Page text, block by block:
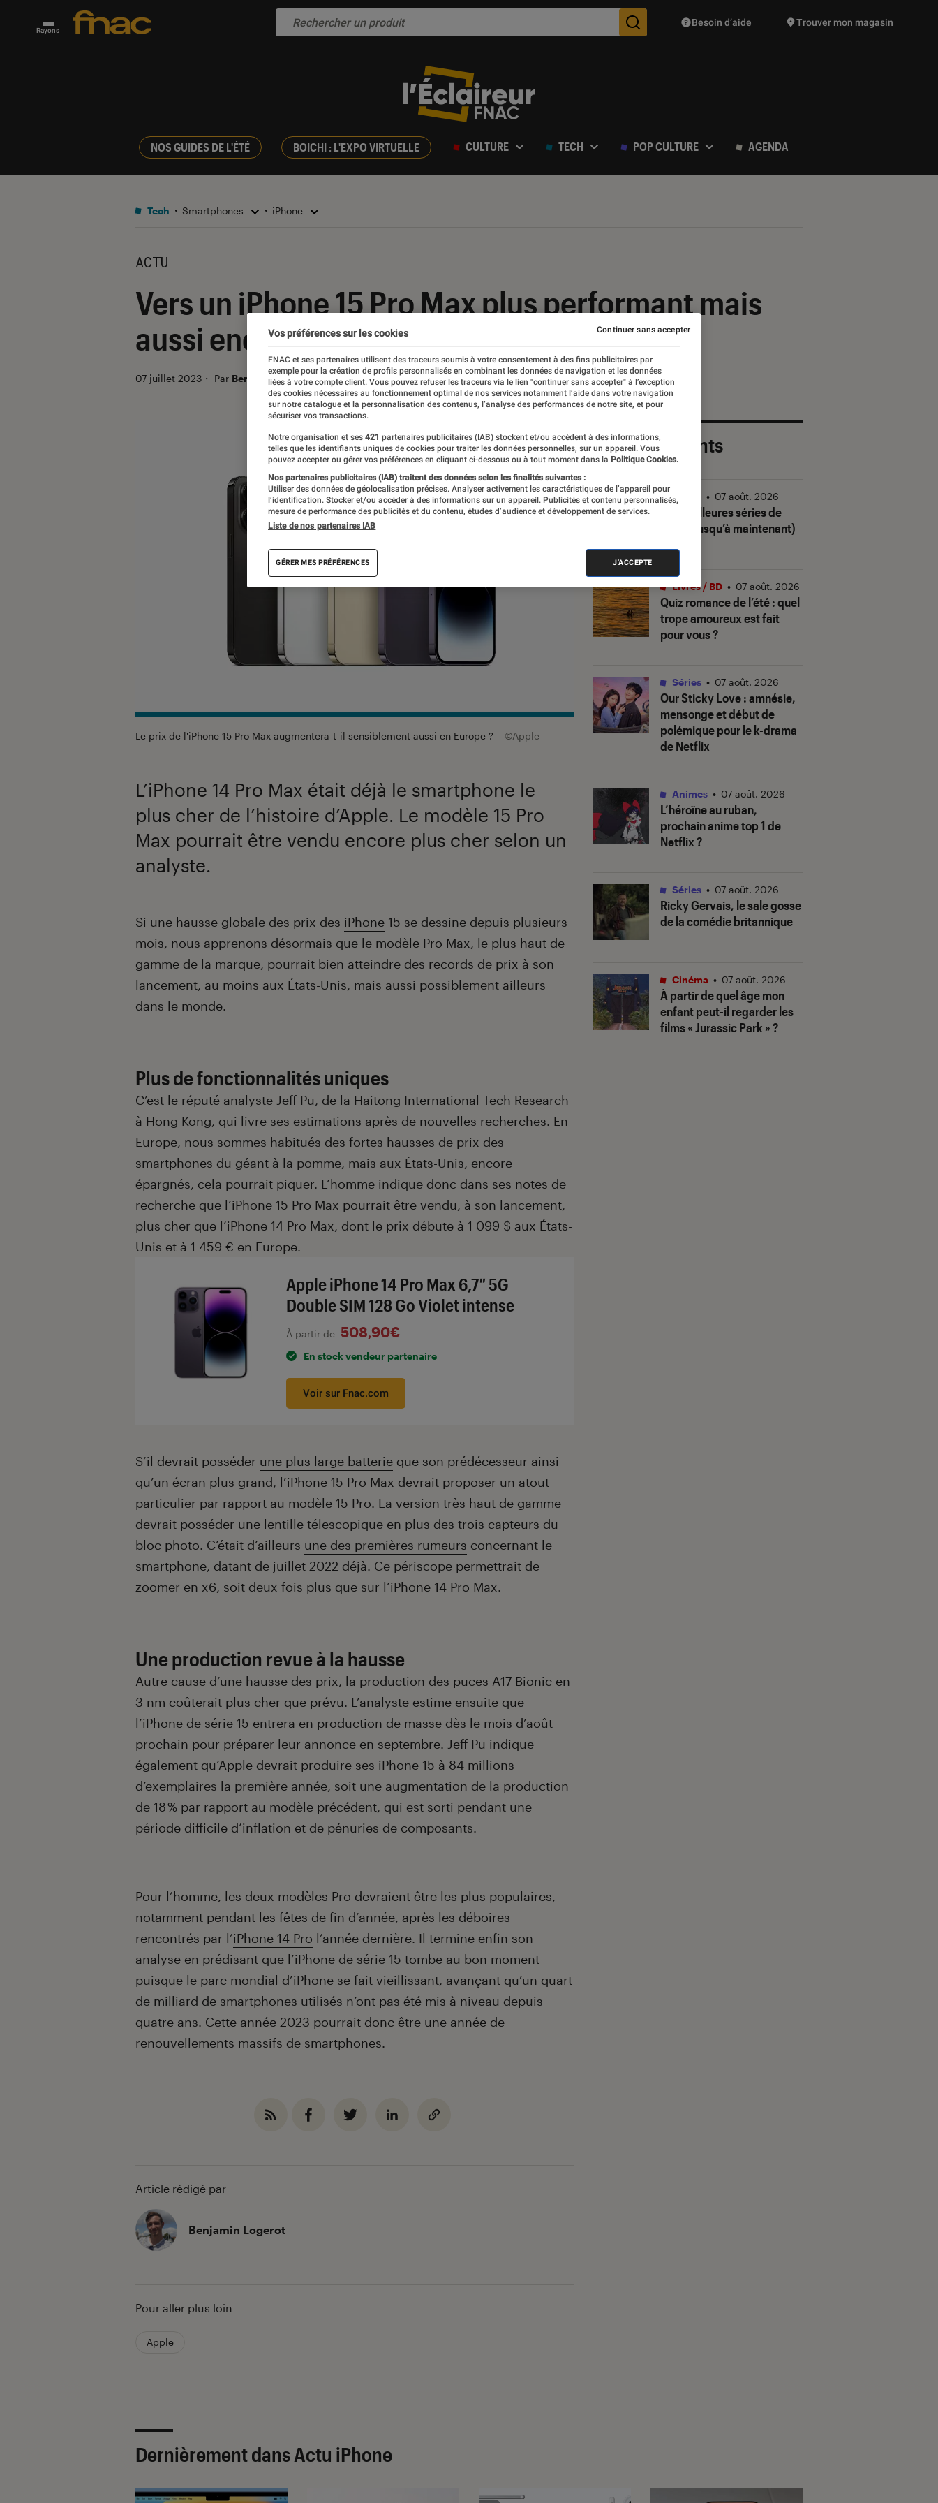
Rayons Des suggestions de produits vont vous être proposées
Besoin d’aide Trouver mon magasin
NOS GUIDES DE L'ÉTÉ BOICHI : L'EXPO VIRTUELLE CULTURE TECH POP CULTURE AGENDA
Tech Smartphones iPhone
ACTU
Vers un iPhone 15 Pro Max plus performant mais
aussi encore plus cher ?
07 juillet 2023 ・ Par Benjamin Logerot
Le prix de l'iPhone 15 Pro Max augmentera-t-il sensiblement aussi en Europe ? ©Apple
L’iPhone 14 Pro Max était déjà le smartphone le
plus cher de l’histoire d’Apple. Le modèle 15 Pro
Max pourrait être vendu encore plus cher selon un
analyste.
Introduction
Si une hausse globale des prix des iPhone 15 se dessine depuis plusieurs
mois, nous apprenons désormais que le modèle Pro Max, le plus haut de
gamme de la marque, pourrait bien atteindre des records de prix à son
lancement, au moins aux États-Unis, mais aussi possiblement ailleurs
dans le monde.
Plus de fonctionnalités uniques
C’est le réputé analyste Jeff Pu, de la Haitong International Tech Research
à Hong Kong, qui livre ses estimations après de nouvelles recherches. En
Europe, nous sommes habitués des fortes hausses de prix des
smartphones du géant à la pomme, mais aux États-Unis, encore
épargnés, cela pourrait piquer. L’homme indique donc dans ses notes de
recherche que l’iPhone 15 Pro Max pourrait être vendu, à son lancement,
plus cher que l’iPhone 14 Pro Max, dont le prix débute à 1 099 $ aux États-
Unis et à 1 459 € en Europe.
Apple iPhone 14 Pro Max 6,7″ 5G
Double SIM 128 Go Violet intense
À partir de 508,90€
En stock vendeur partenaire
Voir sur Fnac.com
S’il devrait posséder une plus large batterie que son prédécesseur ainsi
qu’un écran plus grand, l’iPhone 15 Pro Max devrait proposer un atout
particulier par rapport au modèle 15 Pro. La version très haut de gamme
devrait posséder une lentille télescopique en plus des trois capteurs du
bloc photo. C’était d’ailleurs une des premières rumeurs concernant le
smartphone, datant de juillet 2022 déjà. Ce périscope permettrait de
zoomer en x6, soit deux fois plus que sur l’iPhone 14 Pro Max.
Une production revue à la hausse
Autre cause d’une hausse des prix, la production des puces A17 Bionic en
3 nm coûterait plus cher que prévu. L’analyste estime ensuite que
l’iPhone de série 15 entrera en production de masse dès le mois d’août
prochain pour préparer leur annonce en septembre. Jeff Pu indique
également qu’Apple devrait produire ses iPhone 15 à 84 millions
d’exemplaires la première année, soit une augmentation de la production
de 18 % par rapport au modèle précédent, qui est sorti pendant une
période difficile d’inflation et de pénuries de composants.
Pour l’homme, les deux modèles Pro devraient être les plus populaires,
notamment pendant les fêtes de fin d’année, après les déboires
rencontrés par l’iPhone 14 Pro l’année dernière. Il termine enfin son
analyse en prédisant que l’iPhone de série 15 tombe au bon moment
puisque le parc mondial d’iPhone se fait vieillissant, avançant qu’un quart
de milliard de smartphones utilisés n’ont pas été mis à niveau depuis
quatre ans. Cette année 2023 pourrait donc être une année de
renouvellements massifs de smartphones.
Article rédigé par
Benjamin Logerot
Pour aller plus loin
Apple
Les plus récents
Les meilleures séries de
2026 (jusqu’à maintenant)
Séries • 07 août. 2026
Quiz romance de l’été : quel
trope amoureux est fait
pour vous ?
Livres / BD • 07 août. 2026
Our Sticky Love: amnésie,
mensonge et début de
polémique pour le k-drama
de Netflix
Séries • 07 août. 2026
L’héroïne au ruban,
prochain anime top 1 de
Netflix ?
Animes • 07 août. 2026
Ricky Gervais, le sale gosse
de la comédie britannique
Séries • 07 août. 2026
À partir de quel âge mon
enfant peut-il regarder les
films « Jurassic Park » ?
Cinéma • 07 août. 2026
Dernièrement dans Actu iPhone
Vos préférences sur les cookies
FNAC et ses partenaires utilisent des traceurs soumis à votre consentement à des fins publicitaires par
exemple pour la création de profils personnalisés en combinant les données de navigation et les données
liées à votre compte client. Vous pouvez refuser les traceurs via le lien "continuer sans accepter" à l’exception
des cookies nécessaires au fonctionnement optimal de nos services notamment l’aide dans votre navigation
sur notre catalogue et la personnalisation des contenus, l’analyse des performances de notre site, et pour
sécuriser vos transactions.
Notre organisation et ses 421 partenaires publicitaires (IAB) stockent et/ou accèdent à des informations,
telles que les identifiants uniques de cookies pour traiter les données personnelles, sur un appareil. Vous
pouvez accepter ou gérer vos préférences en cliquant ci-dessous ou à tout moment dans la Politique Cookies.
Nos partenaires publicitaires (IAB) traitent des données selon les finalités suivantes :
Utiliser des données de géolocalisation précises. Analyser activement les caractéristiques de l’appareil pour
l’identification. Stocker et/ou accéder à des informations sur un appareil. Publicités et contenu personnalisés,
mesure de performance des publicités et du contenu, études d’audience et développement de services.
Liste de nos partenaires IAB
GÉRER MES PRÉFÉRENCES J'ACCEPTE
Continuer sans accepter